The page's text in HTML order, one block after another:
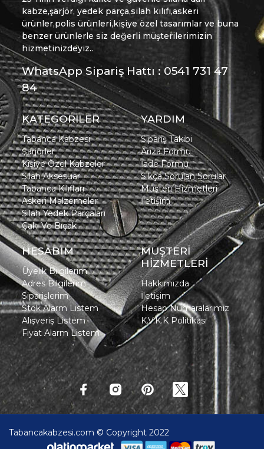
kabze,şarjör, yedek parça,silah kılıfı,askeri
ürünler,polis ürünleri,kişiye özel tasarımlar ve buna
benzer ürünlerle siz değerli müşterilerimizin
hizmetinizdeyiz..
WhatsApp Sipariş Hattı : 0541 731 47
84
KATEGORİLER
Tabanca Kabzesi
Şarjörler
Kişiye Özel Kabzeler
Silah Aksesuar
Tabanca Kılıfları
Askeri Malzemeler
Silah Yedek Parçaları
Çakı Ve Bıçak
YARDIM
Sipariş Takibi
Arıza Formu
İade Formu
Sıkça Sorulan Sorular
Müşteri Hizmetleri
İletişim
HESABIM
Üyelik Bilgilerim
Adres Bilgilerim
Siparişlerim
Stok Alarm Listem
Alışveriş Listem
Fiyat Alarm Listem
MÜŞTERİ
HİZMETLERİ
Hakkımızda
İletişim
Hesap Numaralarımız
K.V.K.K Politikası
Tabancakabzesi.com © Copyright 2022